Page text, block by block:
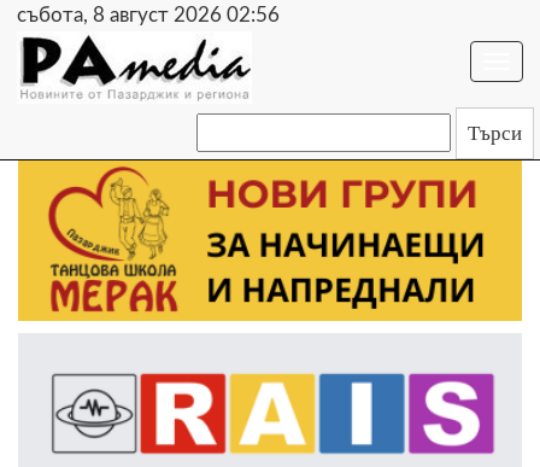
събота, 8 август 2026 02:56